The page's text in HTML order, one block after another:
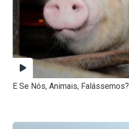
E Se Nós, Animais, Falássemos?